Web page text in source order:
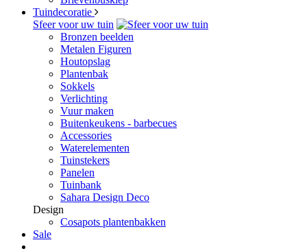
Tuindecoratie
Sfeer voor uw tuin
Bronzen beelden
Metalen Figuren
Houtopslag
Plantenbak
Sokkels
Verlichting
Vuur maken
Buitenkeukens - barbecues
Accessories
Waterelementen
Tuinstekers
Panelen
Tuinbank
Sahara Design Deco
Design
Cosapots plantenbakken
Sale